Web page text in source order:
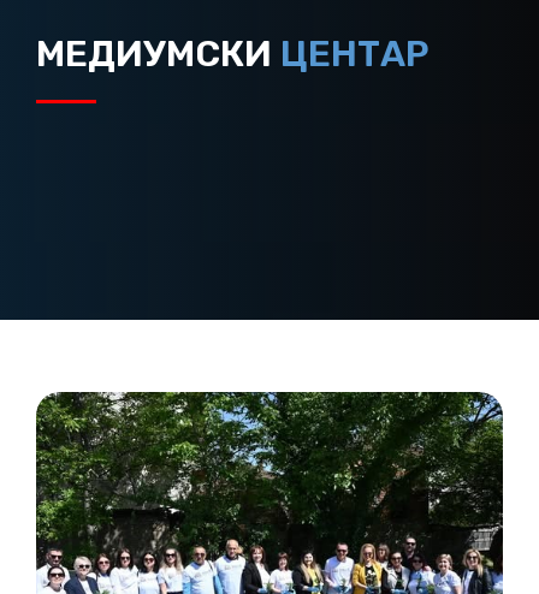
МЕДИУМСКИ ЦЕНТАР
06
05/26